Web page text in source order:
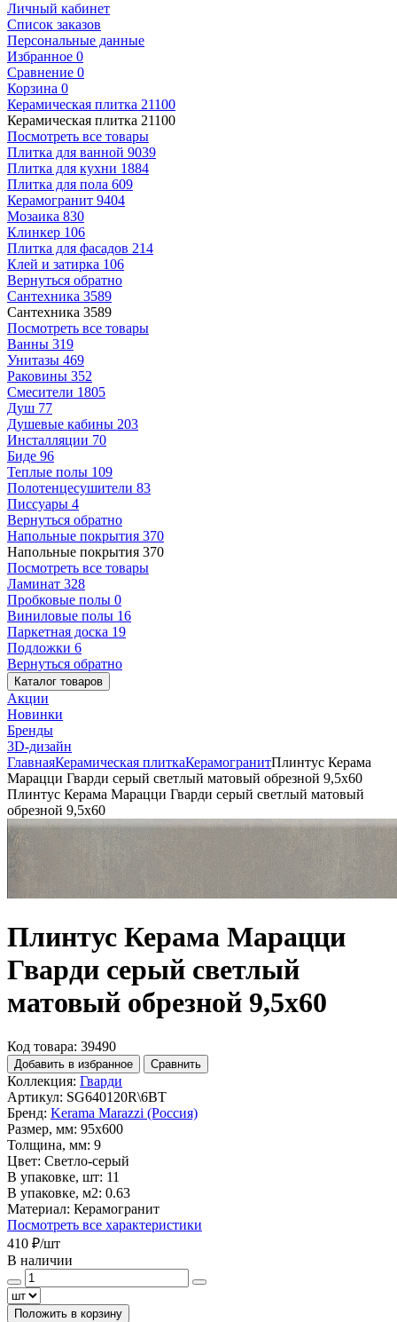
Личный кабинет
Список заказов
Персональные данные
Избранное 0
Сравнение 0
Корзина 0
Керамическая плитка 21100
Керамическая плитка 21100
Посмотреть все товары
Плитка для ванной 9039
Плитка для кухни 1884
Плитка для пола 609
Керамогранит 9404
Мозаика 830
Клинкер 106
Плитка для фасадов 214
Клей и затирка 106
Вернуться обратно
Сантехника 3589
Сантехника 3589
Посмотреть все товары
Ванны 319
Унитазы 469
Раковины 352
Смесители 1805
Душ 77
Душевые кабины 203
Инсталляции 70
Биде 96
Теплые полы 109
Полотенцесушители 83
Писсуары 4
Вернуться обратно
Напольные покрытия 370
Напольные покрытия 370
Посмотреть все товары
Ламинат 328
Пробковые полы 0
Виниловые полы 16
Паркетная доска 19
Подложки 6
Вернуться обратно
Каталог товаров
Акции
Новинки
Бренды
3D-дизайн
ГлавнаяКерамическая плиткаКерамогранитПлинтус Керама
Марацци Гварди серый светлый матовый обрезной 9,5x60
Плинтус Керама Марацци Гварди серый светлый матовый
обрезной 9,5x60
Плинтус Керама Марацци
Гварди серый светлый
матовый обрезной 9,5x60
Код товара: 39490
Добавить в избранное Сравнить
Коллекция: Гварди
Артикул: SG640120R\6BT
Бренд: Kerama Marazzi (Россия)
Размер, мм: 95x600
Толщина, мм: 9
Цвет: Светло-серый
В упаковке, шт: 11
В упаковке, м2: 0.63
Материал: Керамогранит
Посмотреть все характеристики
410 ₽/шт
В наличии
Положить в корзину